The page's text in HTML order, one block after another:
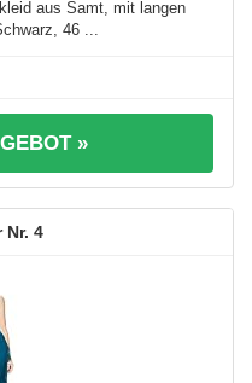
aus Samt, mit langen
46 ...
»
4